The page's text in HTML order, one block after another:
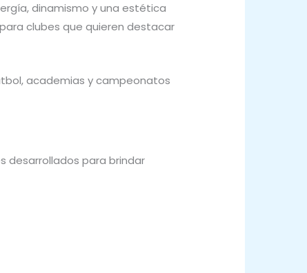
dinamismo y una estética
clubes que quieren destacar
academias y campeonatos
desarrollados para brindar